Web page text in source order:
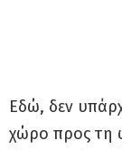
Εδώ, δεν
χώρο προς τη